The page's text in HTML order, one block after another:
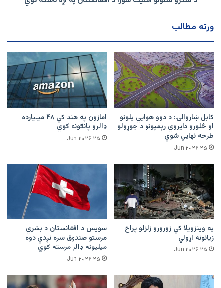
ورته مطالب
کابل ښاروالۍ: د دوو هوايي پلونو
او څلورو دایروي رېمپونو د جوړولو
طرحه نهایي شوې
۲۵ Jun ۲۰۲۶
امازون په هند کې ۴۸ میلیارده
ډالرو پانګونه کوي
۲۵ Jun ۲۰۲۶
په وینزویلا کې زورورو زلزلو پراخ
زیانونه اړولي
۲۵ Jun ۲۰۲۶
سویس د افغانستان د بشري
مرستو صندوق سره نږدې دوه
میلیونه ډالر مرسته کوي
۲۵ Jun ۲۰۲۶